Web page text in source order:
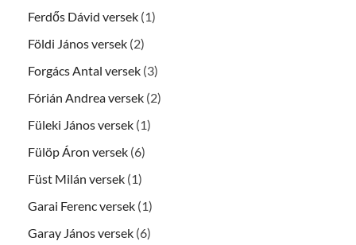
Ferdős Dávid versek (1)
Földi János versek (2)
Forgács Antal versek (3)
Fórián Andrea versek (2)
Füleki János versek (1)
Fülöp Áron versek (6)
Füst Milán versek (1)
Garai Ferenc versek (1)
Garay János versek (6)